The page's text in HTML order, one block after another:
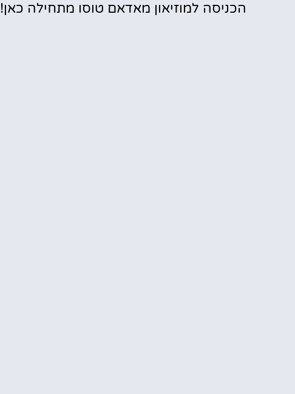
הכניסה למוזיאון מאדאם טוסו מתחילה כאן!